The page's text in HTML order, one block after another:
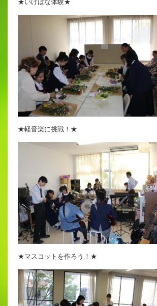
★いけばな体験★
★軽音楽に挑戦！★
★マスコットを作ろう！★